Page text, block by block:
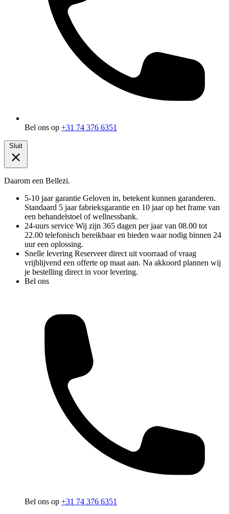
Bel ons op +31 74 376 6351
Sluit
Daarom een Bellezi.
5-10 jaar garantie Geloven in, betekent kunnen garanderen.
Standaard 5 jaar fabrieksgarantie en 10 jaar op het frame van
een behandelstoel of wellnessbank.
24-uurs service Wij zijn 365 dagen per jaar van 08.00 tot
22.00 telefonisch bereikbaar en bieden waar nodig binnen 24
uur een oplossing.
Snelle levering Reserveer direct uit voorraad of vraag
vrijblijvend een offerte op maat aan. Na akkoord plannen wij
je bestelling direct in voor levering.
Bel ons
Bel ons op +31 74 376 6351